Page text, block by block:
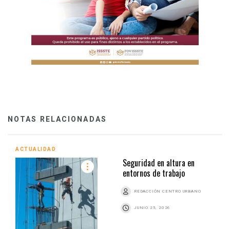
NOTAS RELACIONADAS
ACTUALIDAD
Seguridad en altura en
entornos de trabajo
REDACCIÓN CENTRO URBANO
JUNIO 25, 2026